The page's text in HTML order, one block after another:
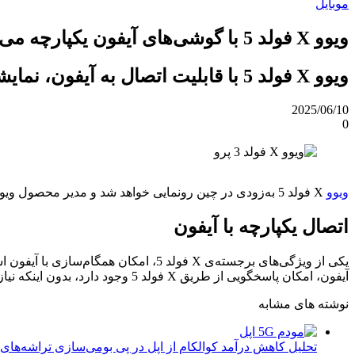
موبایل
ویوو X فولد 5 با گوشی‌های آیفون یکپارچه می‌شود
ویوو X فولد 5 با قابلیت اتصال به آیفون، نمایشگر LTPO 8T، روشنایی ۴۵۰۰ نیت و مقاومت بالا به‌زودی معرفی می‌شود.
2025/06/10
0
ویوو
اتصال یکپارچه با آیفون
آیفون، امکان پاسخگویی از طریق X فولد 5 وجود دارد، بدون اینکه نیاز باشد بین دستگاه‌ها جابجا شوید. این قابلیت حتی با یک سیم‌کارت فعال می‌شود، که نیاز به چندین اتصال را از بین می‌برد.
نوشته های مشابه
تحلیل کاهش درآمد کوالکام از اپل در پی بومی‌سازی